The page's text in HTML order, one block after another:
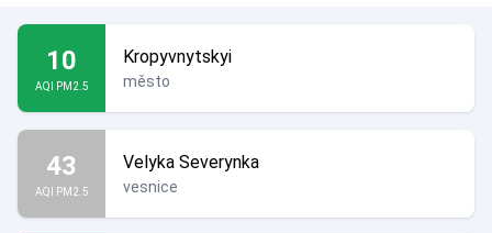
10
AQI PM2.5
Kropyvnytskyi
město
43
AQI PM2.5
Velyka Severynka
vesnice